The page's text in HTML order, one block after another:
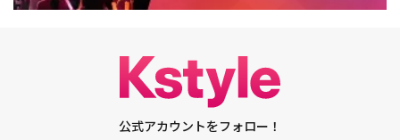
公式アカウントをフォロー！